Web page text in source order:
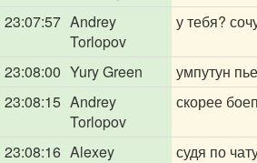
23:07:57 Andrey
Torlopov
у тебя?
23:08:00 Yury Green
умпутун
23:08:15 Andrey
Torlopov
скорее
23:08:16 Alexey
судя по